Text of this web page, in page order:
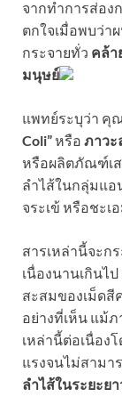
จากทำการส่อง
ตกใจเมื่อพบว่า
กระจายทั่ว คล้า
มนุษย์
แพทย์ระบุว่า คุ
Coli”หรือ ภาวะ
หรือผลิตภัณฑ์เ
ลำไส้ในกลุ่มแอ
จระเข้ หรือชะเ
สารเหล่านี้จะก
เนื่องนานเกินไ
สะสมของเม็ดสี
อย่างที่เห็น แม้
เหล่านี้ต่อเนื่อง
แรงจนไม่สามา
ลำไส้ในระยะยา